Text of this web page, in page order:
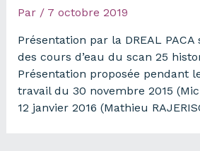
Par / 7 octobre 2019
Présentation par la DREAL
des cours d’eau du scan 25
Présentation proposée pendant
travail du 30 novembre 2015
12 janvier 2016 (Mathieu